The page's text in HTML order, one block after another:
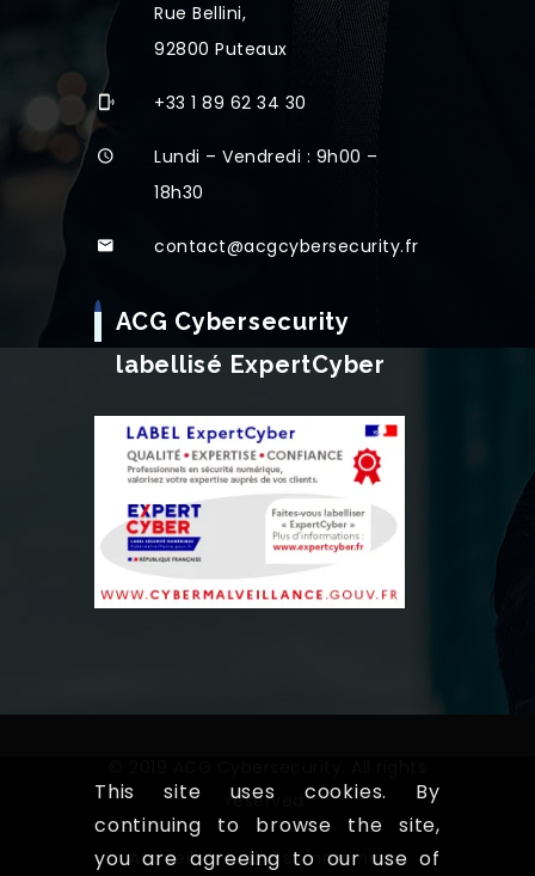
Rue Bellini,
92800 Puteaux
+33 1 89 62 34 30
Lundi – Vendredi : 9h00 –
18h30
contact@acgcybersecurity.fr
ACG Cybersecurity
labellisé ExpertCyber
reserved.
Accueil Qui somme nous!
This site uses cookies. By
continuing to browse the site,
you are agreeing to our use of